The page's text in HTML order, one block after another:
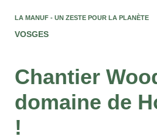
LA MANUF - UN ZESTE POUR LA PLANÈTE
VOSGES
Chantier
domaine de
!